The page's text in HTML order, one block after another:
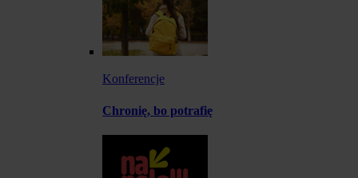
Konferencje
Chronię, bo potrafię